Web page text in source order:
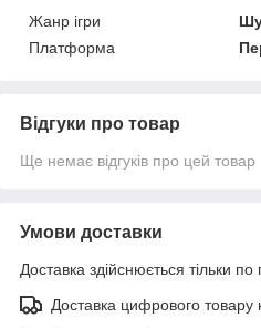
Жанр ігри
Платформа
Відгуки про товар
Ще немає відгуків про цей товар
Умови доставки
Доставка здійснюється тільки по
Доставка цифрового товару